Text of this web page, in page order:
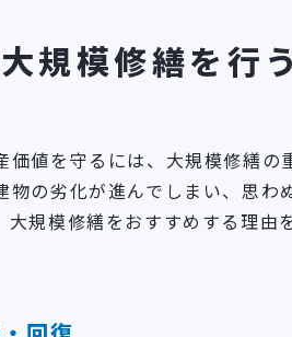
規模修繕を行
価値を守るには、大規模修繕
物の劣化が進んでしまい、思
大規模修繕をおすすめする理由